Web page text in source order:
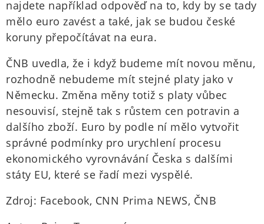
najdete například odpověď na to, kdy by se tady
mělo euro zavést a také, jak se budou české
koruny přepočítávat na eura.
ČNB uvedla, že i když budeme mít novou měnu,
rozhodně nebudeme mít stejné platy jako v
Německu. Změna měny totiž s platy vůbec
nesouvisí, stejně tak s růstem cen potravin a
dalšího zboží. Euro by podle ní mělo vytvořit
správné podmínky pro urychlení procesu
ekonomického vyrovnávání Česka s dalšími
státy EU, které se řadí mezi vyspělé.
Zdroj: Facebook, CNN Prima NEWS, ČNB